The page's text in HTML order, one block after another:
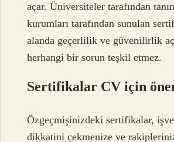
açar. Üniversiteler tarafından
kurumları tarafından sunulan
alanda geçerlilik ve güvenilirlik
herhangi bir sorun teşkil etmez.
Sertifikalar CV için
Özgeçmişinizdeki sertifikalar,
dikkatini çekmenize ve